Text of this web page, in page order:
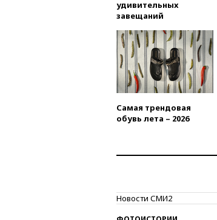
удивительных
завещаний
Самая трендовая
обувь лета – 2026
Новости СМИ2